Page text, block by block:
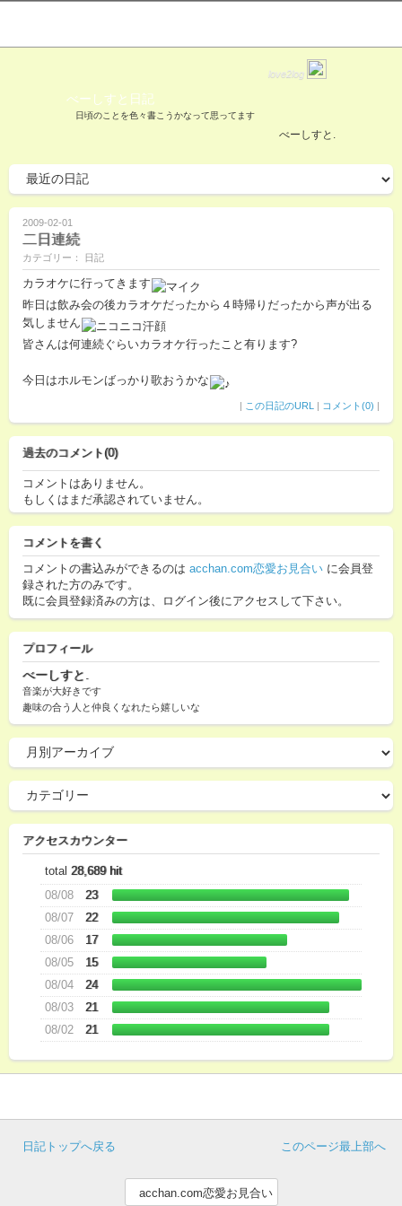
love2log
べーしすと日記
日頃のことを色々書こうかなって思ってます
べーしすと.
2009-02-01
二日連続
カテゴリー： 日記
カラオケに行ってきます
昨日は飲み会の後カラオケだったから４時帰りだったから声が出る
気しません
皆さんは何連続ぐらいカラオケ行ったこと有ります?
今日はホルモンばっかり歌おうかな
| この日記のURL | コメント(0) |
過去のコメント(0)
コメントはありません。
もしくはまだ承認されていません。
コメントを書く
コメントの書込みができるのは acchan.com恋愛お見合い に会員登
録された方のみです。
既に会員登録済みの方は、ログイン後にアクセスして下さい。
プロフィール
べーしすと.
音楽が大好きです
趣味の合う人と仲良くなれたら嬉しいな
アクセスカウンター
total 28,689 hit
08/08
23
08/07
22
08/06
17
08/05
15
08/04
24
08/03
21
08/02
21
このページ最上部へ
日記トップへ戻る